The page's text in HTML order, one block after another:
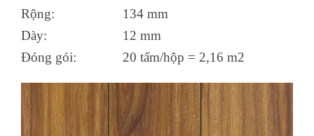
Rộng:
134 mm
Dày:
12 mm
Đóng gói:
20 tấm/hộp = 2,16 m2